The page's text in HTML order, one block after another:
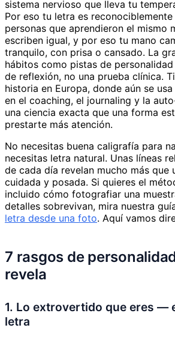
sistema nervioso que lleva tu
Por eso tu letra es
personas que aprendieron el mismo
escriben igual, y por eso tu mano
tranquilo, con prisa o cansado. La
hábitos como pistas de
de reflexión, no una prueba clínica.
historia en Europa, donde aún se
en el coaching, el journaling y la
una ciencia exacta que una forma
prestarte más atención.
No necesitas buena caligrafía para
necesitas letra natural. Unas líneas
de cada día revelan mucho más que
cuidada y posada. Si quieres el
incluido cómo fotografiar una
detalles sobrevivan, mira nuestra
letra desde una foto. Aquí vamos
7 rasgos de
revela
1. Lo extrovertido que eres —
letra